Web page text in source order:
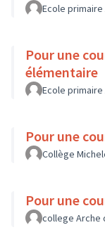
Ecole
Pour une
élémentaire
Ecole
Pour une
Collège
Pour une
college Arche